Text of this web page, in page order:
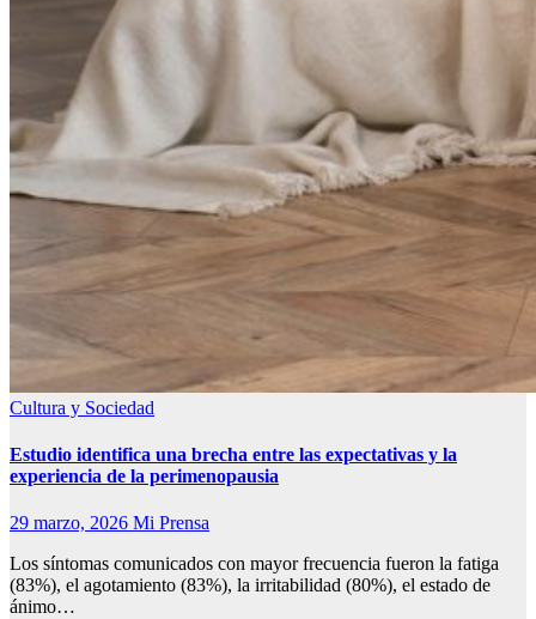
Cultura y Sociedad
Estudio identifica una brecha entre las expectativas y la
experiencia de la perimenopausia
29 marzo, 2026 Mi Prensa
Los síntomas comunicados con mayor frecuencia fueron la fatiga
(83%), el agotamiento (83%), la irritabilidad (80%), el estado de
ánimo…